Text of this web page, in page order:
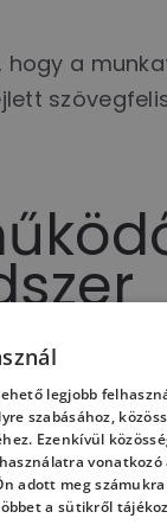
a
ki egy AI-
nem
legjobb
szabásához,
Ezenkívül
adott meg számukra
a sütikről